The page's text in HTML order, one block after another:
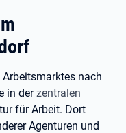
nach
in derzentralen
für Arbeit. Dort
Agenturen und